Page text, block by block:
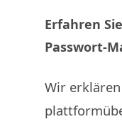
Erfahren
Passwort-
Wir